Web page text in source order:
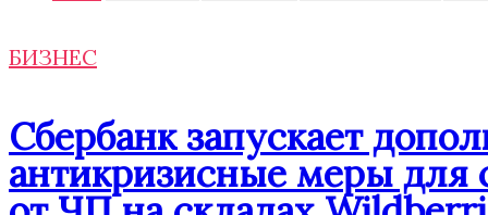
БИЗНЕС
Сбербанк запускает
антикризисные меры для